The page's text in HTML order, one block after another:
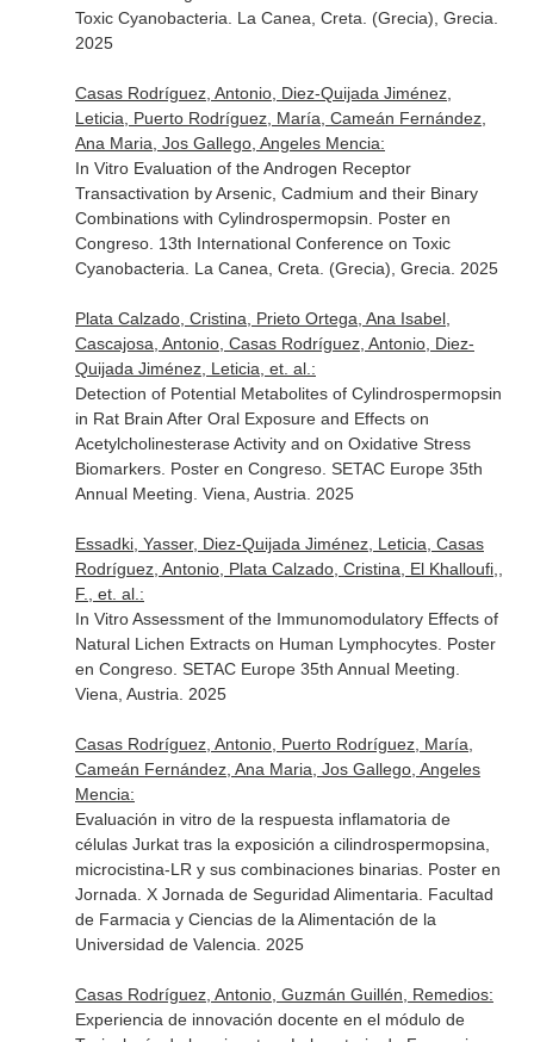
Toxic Cyanobacteria. La Canea, Creta. (Grecia), Grecia.
2025
Casas Rodríguez, Antonio, Diez-Quijada Jiménez,
Leticia, Puerto Rodríguez, María, Cameán Fernández,
Ana Maria, Jos Gallego, Angeles Mencia:
In Vitro Evaluation of the Androgen Receptor
Transactivation by Arsenic, Cadmium and their Binary
Combinations with Cylindrospermopsin. Poster en
Congreso. 13th International Conference on Toxic
Cyanobacteria. La Canea, Creta. (Grecia), Grecia. 2025
Plata Calzado, Cristina, Prieto Ortega, Ana Isabel,
Cascajosa, Antonio, Casas Rodríguez, Antonio, Diez-
Quijada Jiménez, Leticia, et. al.:
Detection of Potential Metabolites of Cylindrospermopsin
in Rat Brain After Oral Exposure and Effects on
Acetylcholinesterase Activity and on Oxidative Stress
Biomarkers. Poster en Congreso. SETAC Europe 35th
Annual Meeting. Viena, Austria. 2025
Essadki, Yasser, Diez-Quijada Jiménez, Leticia, Casas
Rodríguez, Antonio, Plata Calzado, Cristina, El Khalloufi,,
F., et. al.:
In Vitro Assessment of the Immunomodulatory Effects of
Natural Lichen Extracts on Human Lymphocytes. Poster
en Congreso. SETAC Europe 35th Annual Meeting.
Viena, Austria. 2025
Casas Rodríguez, Antonio, Puerto Rodríguez, María,
Cameán Fernández, Ana Maria, Jos Gallego, Angeles
Mencia:
Evaluación in vitro de la respuesta inflamatoria de
células Jurkat tras la exposición a cilindrospermopsina,
microcistina-LR y sus combinaciones binarias. Poster en
Jornada. X Jornada de Seguridad Alimentaria. Facultad
de Farmacia y Ciencias de la Alimentación de la
Universidad de Valencia. 2025
Casas Rodríguez, Antonio, Guzmán Guillén, Remedios:
Experiencia de innovación docente en el módulo de